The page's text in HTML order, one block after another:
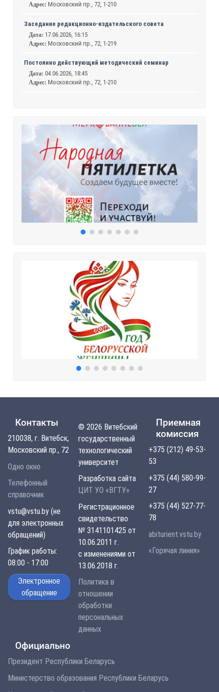
Адрес: Московский пр., 72, 1-210
Заседание редакционно-издательского совета
Дата: 17.06.2026, 16:15
Адрес: Московский пр., 72, 1-219
Постоянно действующий методический семинар
Дата:04.06.2026, 18:45
Адрес: Московский пр., 72, 1-210
Контакты
210038, г. Витебск,
Московский пр., 72
Одно окно
Телефонный
справочник
vstu@vstu.by (не
для электронных
обращений)
График работы:
08:00 - 17:00
Электронное
обращение
© 2026 Витебский
государственный
технологический
университет
Разработка сайта
ЦИТ УО «ВГТУ»
Регистрационное
свидетельство
№ 3141101425 от
10.06.2011 г.
с изменениями от
13.06.2018 г.
Политика в
отношении
обработки
персональных
данных
Приемная
комиссия
+375 (212) 49-53-
53
+375 (44) 580-99-
27
+375 (44) 527-77-
78
abiturient.vstu.by
«Горячая линия»
Официально
Президент Республики Беларусь
Министерство образования Республики Беларусь